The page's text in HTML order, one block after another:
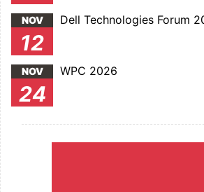
NOV
12
Dell Technologies Forum
NOV
24
WPC 2026